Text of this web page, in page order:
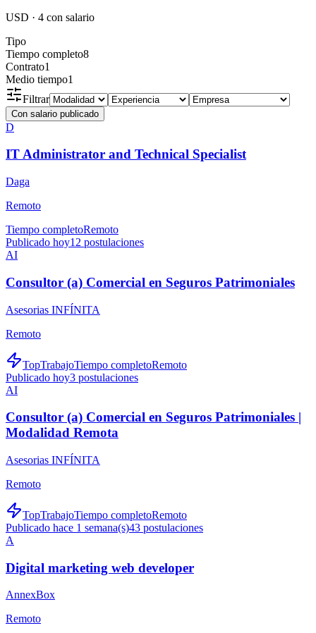
USD · 4 con salario
Tipo
Tiempo completo8
Contrato1
Medio tiempo1
Filtrar
Con salario publicado
D
IT Administrator and Technical Specialist
Daga
Remoto
Tiempo completoRemoto
Publicado hoy12 postulaciones
AI
Consultor (a) Comercial en Seguros Patrimoniales
Asesorias INFÍNITA
Remoto
TopTrabajoTiempo completoRemoto
Publicado hoy3 postulaciones
AI
Consultor (a) Comercial en Seguros Patrimoniales |
Modalidad Remota
Asesorias INFÍNITA
Remoto
TopTrabajoTiempo completoRemoto
Publicado hace 1 semana(s)43 postulaciones
A
Digital marketing web developer
AnnexBox
Remoto